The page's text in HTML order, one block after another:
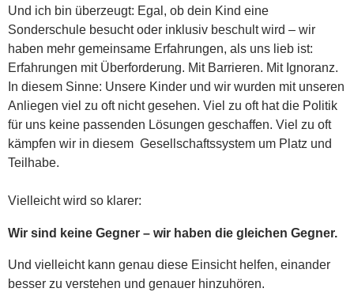
Und ich bin überzeugt: Egal, ob dein Kind eine
Sonderschule besucht oder inklusiv beschult wird – wir
haben mehr gemeinsame Erfahrungen, als uns lieb ist:
Erfahrungen mit Überforderung. Mit Barrieren. Mit Ignoranz.
In diesem Sinne: Unsere Kinder und wir wurden mit unseren
Anliegen viel zu oft nicht gesehen. Viel zu oft hat die Politik
für uns keine passenden Lösungen geschaffen. Viel zu oft
kämpfen wir in diesem Gesellschaftssystem um Platz und
Teilhabe.
Vielleicht wird so klarer:
Wir sind keine Gegner – wir haben die gleichen Gegner.
Und vielleicht kann genau diese Einsicht helfen, einander
besser zu verstehen und genauer hinzuhören.